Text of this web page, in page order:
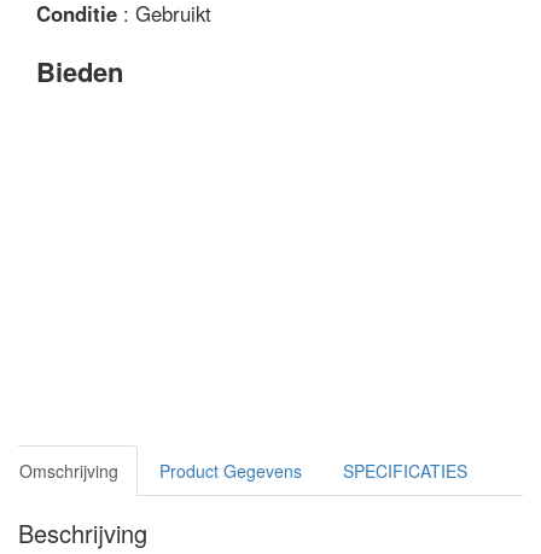
Conditie : Gebruikt
Bieden
Omschrijving Product Gegevens SPECIFICATIES
Beschrijving